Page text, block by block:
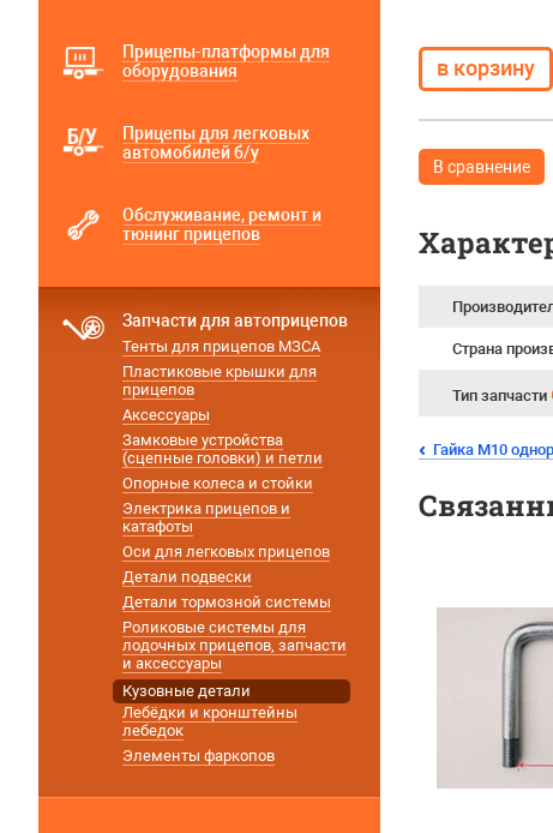
В сравнение
Страна
Тип запчасти
Гайка М10
Прицепы-платформы для
оборудования
Прицепы для легковых
автомобилей б/у
Обслуживание, ремонт и
тюнинг прицепов
Запчасти для автоприцепов
Тенты для прицепов МЗСА
Пластиковые крышки для
прицепов
Аксессуары
Замковые устройства
(сцепные головки) и петли
Опорные колеса и стойки
Электрика прицепов и
катафоты
Оси для легковых прицепов
Детали подвески
Детали тормозной системы
Роликовые системы для
лодочных прицепов, запчасти
и аксессуары
Кузовные детали
Лебёдки и кронштейны
лебедок
Элементы фаркопов